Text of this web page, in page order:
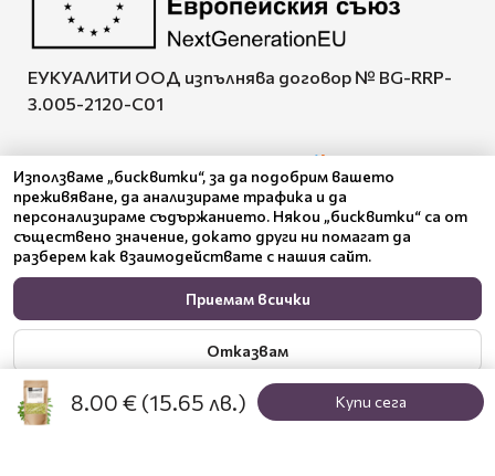
8.00 € (15.65 лв.) Купи сега
ЕУКУАЛИТИ ООД изпълнява договор № BG-RRP-
3.005-2120-C01
Pazaruvaj - Надежден
помощник за покупки
© 2024 Benepura Trust Nature. All Rights Reserved
Използваме „бисквитки“, за да подобрим вашето
преживяване, да анализираме трафика и да
персонализираме съдържанието. Някои „бисквитки“ са от
съществено значение, докато други ни помагат да
разберем как взаимодействате с нашия сайт.
Приемам всички
Отказвам
Настройки Политика за поверителност